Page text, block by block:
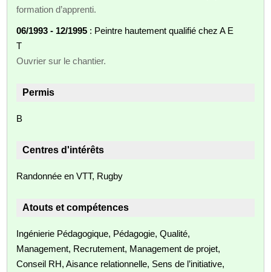
formation d’apprenti.
06/1993 - 12/1995 : Peintre hautement qualifié chez A E
T
Ouvrier sur le chantier.
Permis
B
Centres d'intérêts
Randonnée en VTT, Rugby
Atouts et compétences
Ingénierie Pédagogique, Pédagogie, Qualité,
Management, Recrutement, Management de projet,
Conseil RH, Aisance relationnelle, Sens de l’initiative,